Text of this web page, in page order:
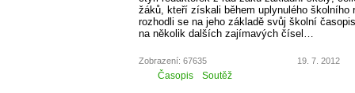
žáků, kteří získali během uplynulého školního
rozhodli se na jeho základě svůj školní
na několik dalších zajímavých čísel…
Zobrazení: 67635 19. 7. 2012
Časopis Soutěž